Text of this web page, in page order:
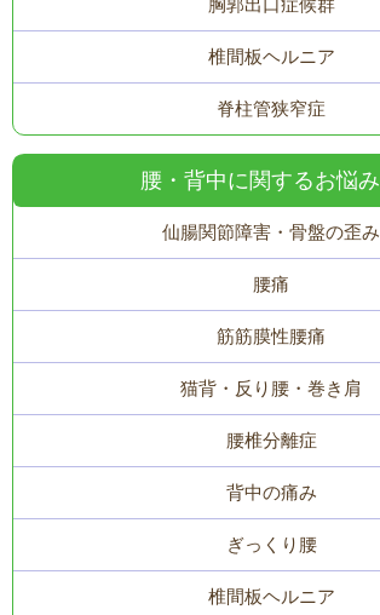
胸郭出口症候群
椎間板ヘルニア
脊柱管狭窄症
腰・背中に関するお悩み
仙腸関節障害・骨盤の歪み
腰痛
筋筋膜性腰痛
猫背・反り腰・巻き肩
腰椎分離症
背中の痛み
ぎっくり腰
椎間板ヘルニア